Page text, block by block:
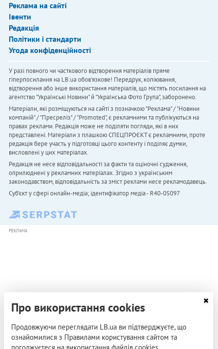
Реклама на сайті
Івенти
Редакція
Політики і стандарти
Угода конфіденційності
У разі повного чи часткового відтворення матеріалів пряме
гіперпосилання на LB.ua обов'язкове! Передрук, копіювання,
відтворення або інше використання матеріалів, що містять посилання на
агентство "Українськi Новини" й "Українська Фото Група", заборонено.
Матеріали, які розміщуються на сайті з позначкою "Реклама" / "Новини
компаній" / "Пресреліз" / "Promoted", є рекламними та публікуються на
правах реклами. Редакція може не поділяти погляди, які в них
представлені. Матеріали з плашкою СПЕЦПРОЄКТ є рекламними, проте
редакція бере участь у підготовці цього контенту і поділяє думки,
висловлені у цих матеріалах.
Редакція не несе відповідальності за факти та оціночні судження,
оприлюднені у рекламних матеріалах. Згідно з українським
законодавством, відповідальність за зміст реклами несе рекламодавець.
Cуб'єкт у сфері онлайн-медіа; ідентифікатор медіа - R40-05097
РЕКЛАМА
Про використання cookies
Продовжуючи переглядати LB.ua ви підтверджуєте, що
ознайомилися з Правилами користування сайтом та